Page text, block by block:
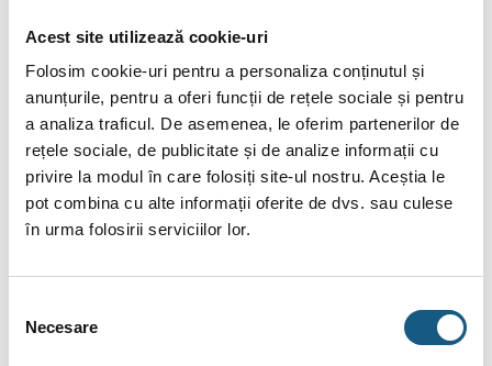
Acest site utilizează cookie-uri
Folosim cookie-uri pentru a personaliza conținutul și
anunțurile, pentru a oferi funcții de rețele sociale și pentru
a analiza traficul. De asemenea, le oferim partenerilor de
rețele sociale, de publicitate și de analize informații cu
privire la modul în care folosiți site-ul nostru. Aceștia le
pot combina cu alte informații oferite de dvs. sau culese
în urma folosirii serviciilor lor.
consimțământului
Necesare
Cablu ADSL
Adaptor iTA500
Două șuruburi de fixare a termostatului
Consola
Suportul pentru fixarea în perete
prin internet Salus iT500
Indiferent de dispozitivul pe care utilizatorul alege să îl
folosească pentru a controla termostatul, acesta poate fi